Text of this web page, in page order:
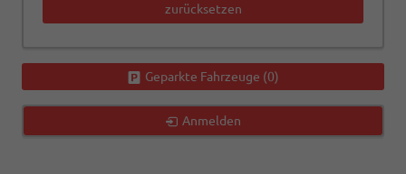
zurücksetzen
Geparkte Fahrzeuge (0)
Anmelden